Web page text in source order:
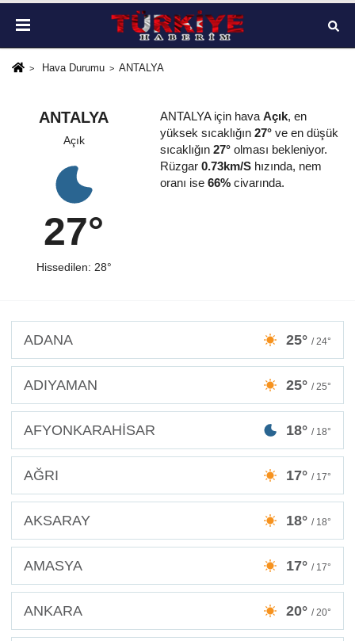
Hava Durumu ANTALYA
ANTALYA
Açık
27°
Hissedilen: 28°
ANTALYA için hava Açık, en
yüksek sıcaklığın 27°ve en düşük
sıcaklığın 27°olması bekleniyor.
Rüzgar 0.73km/Shızında, nem
oranı ise 66%civarında.
ADANA 25° / 24°
ADIYAMAN 25° / 25°
AFYONKARAHİSAR 18° / 18°
AĞRI 17° / 17°
AKSARAY 18° / 18°
AMASYA 17° / 17°
ANKARA 20° / 20°